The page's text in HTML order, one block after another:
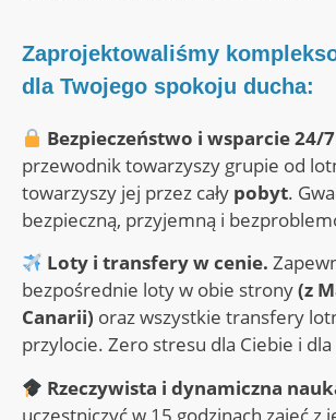
Zaprojektowaliśmy
dla Twojego spokoju ducha:
Bezpieczeństwo i wsparcie 24/
przewodnik towarzyszy grupie od
towarzyszy jej przez cały pobyt.
bezpieczną, przyjemną i
Loty i transfery w cenie.
bezpośrednie loty w obie strony(z
Canarii) oraz wszystkie transfery
przylocie. Zero stresu dla Ciebie i dla
Rzeczywista i dynamiczna
uczestniczyć w 15 godzinach zajęć z